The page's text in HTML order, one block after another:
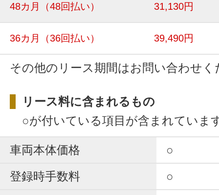
48カ月 （48回払い） 31,130円
36カ月 （36回払い） 39,490円
その他のリース期間はお問い合わせく
リース料に含まれるもの
○が付いている項目が含まれていま
車両本体価格
○
登録時手数料
○